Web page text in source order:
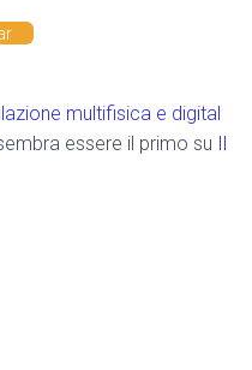
multifisica e digital
essere il primo su Il